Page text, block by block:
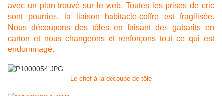
avec un plan trouvé sur le web. Toutes les prises de cric
sont pourries, la liaison habitacle-coffre est fragilisée.
Nous découpons des tôles en faisant des gabarits en
carton et nous changeons et renforçons tout ce qui est
endommagé.
Le chef à la découpe de tôle